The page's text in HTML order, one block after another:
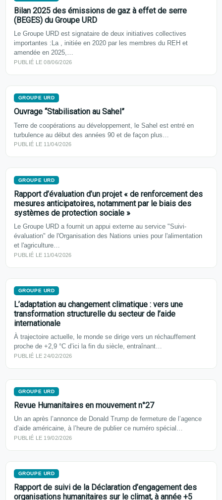
Bilan 2025 des émissions de gaz à effet de serre
(BEGES) du Groupe URD
Le Groupe URD est signataire de deux initiatives collectives
importantes :La , initiée en 2020 par les membres du REH et
amendée en 2025,…
PUBLIÉ LE 08/06/2026
GROUPE URD
Ouvrage “Stabilisation au Sahel”
Terre de coopérations au développement, le Sahel est entré en
turbulence au début des années 90 et de façon plus…
PUBLIÉ LE 11/04/2026
GROUPE URD
Rapport d’évaluation d’un projet « de renforcement des
mesures anticipatoires, notamment par le biais des
systèmes de protection sociale »
Le Groupe URD a fournit un appui externe au service "Suivi-
évaluation" de l'Organisation des Nations unies pour l'alimentation
et l'agriculture…
PUBLIÉ LE 11/04/2026
GROUPE URD
L’adaptation au changement climatique : vers une
transformation structurelle du secteur de l’aide
internationale
À trajectoire actuelle, le monde se dirige vers un réchauffement
proche de +2,9 °C d’ici la fin du siècle, entraînant…
PUBLIÉ LE 24/02/2026
GROUPE URD
Revue Humanitaires en mouvement n°27
Un an après l’annonce de Donald Trump de fermeture de l’agence
d’aide américaine, à l’heure de publier ce numéro spécial…
PUBLIÉ LE 19/02/2026
GROUPE URD
Rapport de suivi de la Déclaration d’engagement des
organisations humanitaires sur le climat, à année +5